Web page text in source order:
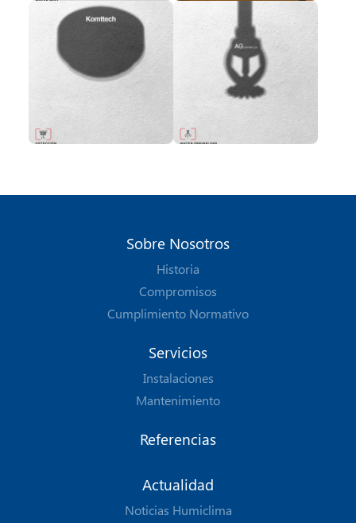
Sobre Nosotros
Historia
Compromisos
Cumplimiento Normativo
Servicios
Instalaciones
Mantenimiento
Referencias
Actualidad
Noticias Humiclima